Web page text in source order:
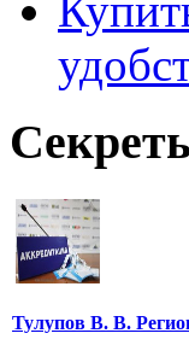
Тулупов В. В.